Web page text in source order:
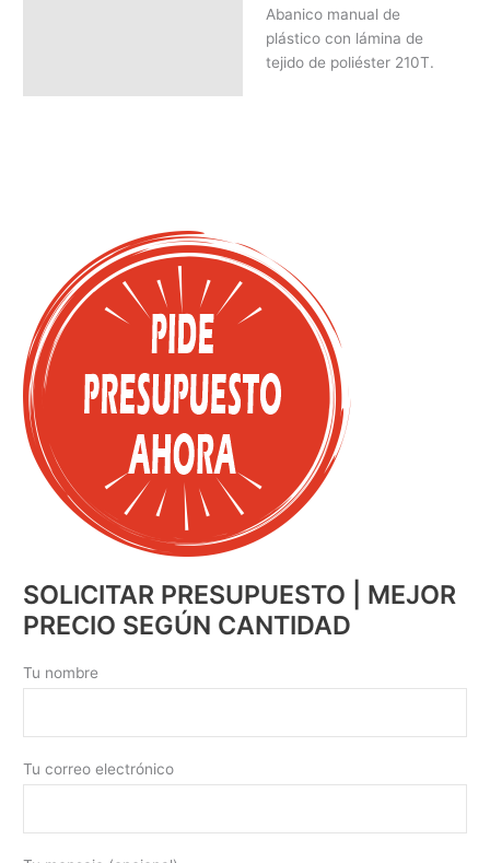
Abanico manual de
plástico con lámina de
tejido de poliéster 210T.
SOLICITAR PRESUPUESTO | MEJOR
PRECIO SEGÚN CANTIDAD
Tu nombre
Tu correo electrónico